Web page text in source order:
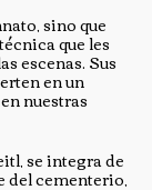
sino que
que les
escenas. Sus
en un
nuestras
se integra de
del cementerio,